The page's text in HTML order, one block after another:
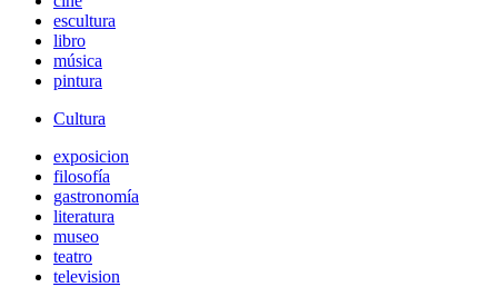
escultura
libro
música
pintura
Cultura
exposicion
filosofía
gastronomía
literatura
museo
teatro
television